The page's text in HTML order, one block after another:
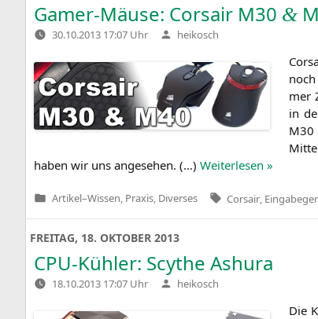
Gamer-Mäuse: Corsair M30 &
30.10.2013 17:07 Uhr Verfasst
von
heikosch
mer
in
M30
haben wir uns ange­se­hen. (…) Wei­ter­le­sen »
Veröffentlicht
Artikel–Wissen, Praxis, Diverses Tags:
Corsair
FREITAG, 18. OKTOBER 2013
CPU-Kühler: Scythe Ashura
18.10.2013 17:07 Uhr Verfasst
von
heikosch
Die